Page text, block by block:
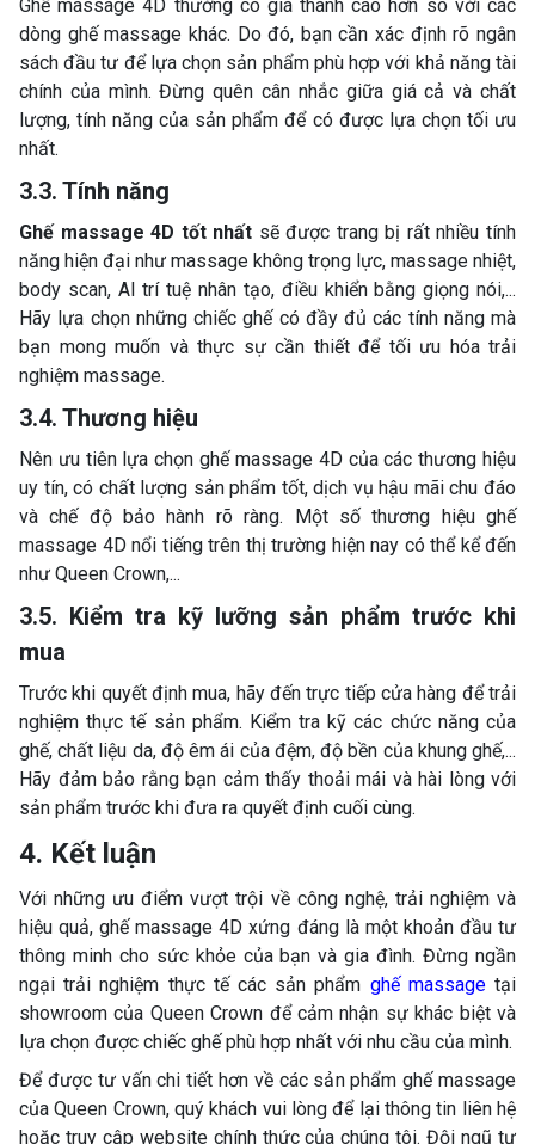
Ghế massage 4D thường có giá thành cao hơn so với các
dòng ghế massage khác. Do đó, bạn cần xác định rõ ngân
sách đầu tư để lựa chọn sản phẩm phù hợp với khả năng tài
chính của mình. Đừng quên cân nhắc giữa giá cả và chất
lượng, tính năng của sản phẩm để có được lựa chọn tối ưu
nhất.
3.3. Tính năng
Ghế massage 4D tốt nhất sẽ được trang bị rất nhiều tính
năng hiện đại như massage không trọng lực, massage nhiệt,
body scan, AI trí tuệ nhân tạo, điều khiển bằng giọng nói,...
Hãy lựa chọn những chiếc ghế có đầy đủ các tính năng mà
bạn mong muốn và thực sự cần thiết để tối ưu hóa trải
nghiệm massage.
3.4. Thương hiệu
Nên ưu tiên lựa chọn ghế massage 4D của các thương hiệu
uy tín, có chất lượng sản phẩm tốt, dịch vụ hậu mãi chu đáo
và chế độ bảo hành rõ ràng. Một số thương hiệu ghế
massage 4D nổi tiếng trên thị trường hiện nay có thể kể đến
như Queen Crown,...
3.5. Kiểm tra kỹ lưỡng sản phẩm trước khi
mua
Trước khi quyết định mua, hãy đến trực tiếp cửa hàng để trải
nghiệm thực tế sản phẩm. Kiểm tra kỹ các chức năng của
ghế, chất liệu da, độ êm ái của đệm, độ bền của khung ghế,...
Hãy đảm bảo rằng bạn cảm thấy thoải mái và hài lòng với
sản phẩm trước khi đưa ra quyết định cuối cùng.
4. Kết luận
Với những ưu điểm vượt trội về công nghệ, trải nghiệm và
hiệu quả, ghế massage 4D xứng đáng là một khoản đầu tư
thông minh cho sức khỏe của bạn và gia đình. Đừng ngần
ngại trải nghiệm thực tế các sản phẩm ghế massagetại
showroom của Queen Crown để cảm nhận sự khác biệt và
lựa chọn được chiếc ghế phù hợp nhất với nhu cầu của mình.
Để được tư vấn chi tiết hơn về các sản phẩm ghế massage
của Queen Crown, quý khách vui lòng để lại thông tin liên hệ
hoặc truy cập website chính thức của chúng tôi. Đội ngũ tư